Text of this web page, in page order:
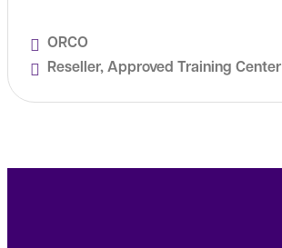
ORCO
Reseller, Approved Training Center